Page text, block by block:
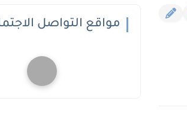
مواقع التواصل